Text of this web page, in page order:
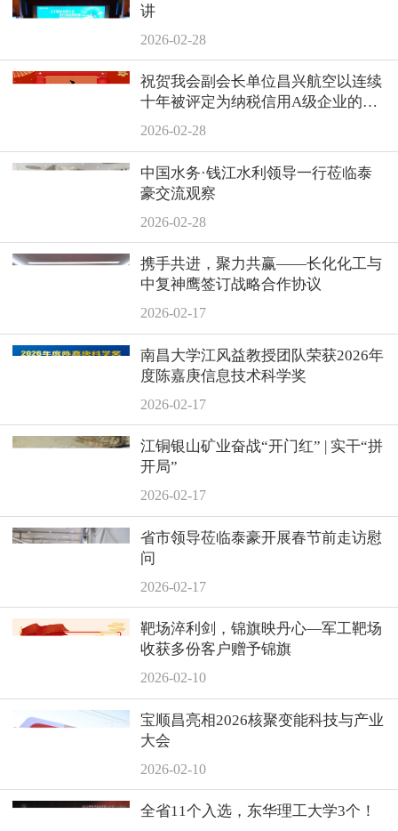
讲
2026-02-28
祝贺我会副会长单位昌兴航空以连续
十年被评定为纳税信用A级企业的优
异业绩再次荣膺“景德镇市工业纳税
2026-02-28
中国水务·钱江水利领导一行莅临泰
豪交流观察
2026-02-28
携手共进，聚力共赢——长化化工与
中复神鹰签订战略合作协议
2026-02-17
南昌大学江风益教授团队荣获2026年
度陈嘉庚信息技术科学奖
2026-02-17
江铜银山矿业奋战“开门红” | 实干“拼
开局”
2026-02-17
省市领导莅临泰豪开展春节前走访慰
问
2026-02-17
靶场淬利剑，锦旗映丹心—军工靶场
收获多份客户赠予锦旗
2026-02-10
宝顺昌亮相2026核聚变能科技与产业
大会
2026-02-10
全省11个入选，东华理工大学3个！